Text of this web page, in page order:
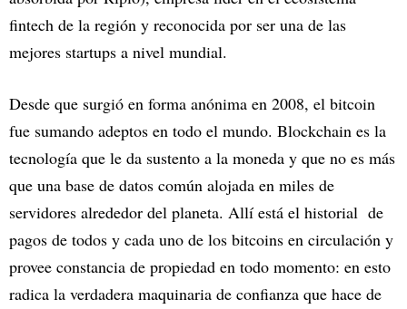
fintech de la región y reconocida por ser una de las
mejores startups a nivel mundial.
Desde que surgió en forma anónima en 2008, el bitcoin
fue sumando adeptos en todo el mundo. Blockchain es la
tecnología que le da sustento a la moneda y que no es más
que una base de datos común alojada en miles de
servidores alrededor del planeta. Allí está el historial de
pagos de todos y cada uno de los bitcoins en circulación y
provee constancia de propiedad en todo momento: en esto
radica la verdadera maquinaria de confianza que hace de